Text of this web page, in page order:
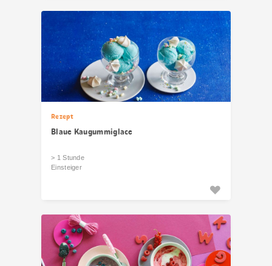
Rezept
Blaue Kaugummiglace
> 1 Stunde
Einsteiger